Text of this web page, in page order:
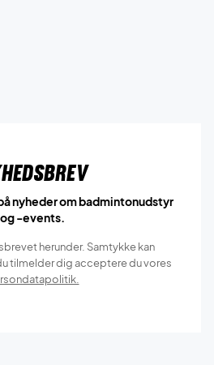
nyheder om badmintonudstyr
og -events.
herunder. Samtykke kan
tilmelder dig acceptere du vores